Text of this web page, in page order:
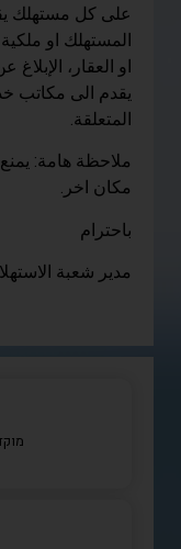
على كل مستهلك
المستهلك او
او العقار،
يقدم الى مكاتب
المتعلقة.
ملاحظة هامة:
مكان اخر.
باحترام
مدير شعبة